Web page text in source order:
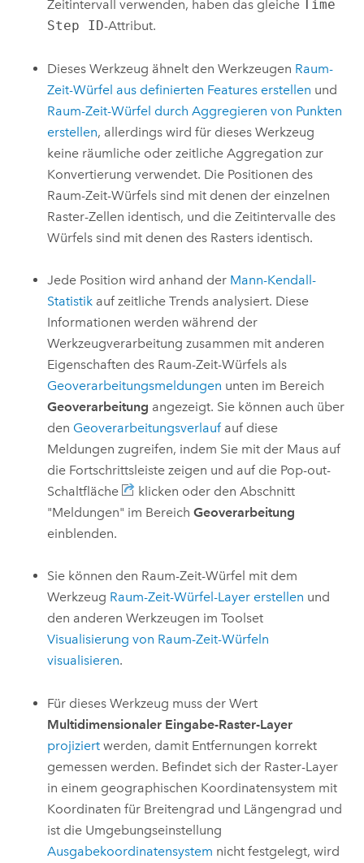
Zeitintervall verwenden, haben das gleiche
Time
Step ID-Attribut.
Dieses Werkzeug ähnelt den Werkzeugen Raum-
Zeit-Würfel aus definierten Features erstellen und
Raum-Zeit-Würfel durch Aggregieren von Punkten
erstellen, allerdings wird für dieses Werkzeug
keine räumliche oder zeitliche Aggregation zur
Konvertierung verwendet. Die Positionen des
Raum-Zeit-Würfels sind mit denen der einzelnen
Raster-Zellen identisch, und die Zeitintervalle des
Würfels sind mit denen des Rasters identisch.
Jede Position wird anhand der Mann-Kendall-
Statistik auf zeitliche Trends analysiert. Diese
Informationen werden während der
Werkzeugverarbeitung zusammen mit anderen
Eigenschaften des Raum-Zeit-Würfels als
Geoverarbeitungsmeldungen unten im Bereich
Geoverarbeitung angezeigt. Sie können auch über
den Geoverarbeitungsverlaufauf diese
Meldungen zugreifen, indem Sie mit der Maus auf
die Fortschrittsleiste zeigen und auf die Pop-out-
Schaltfläche
klicken oder den Abschnitt
"Meldungen" im BereichGeoverarbeitung
einblenden.
Sie können den Raum-Zeit-Würfel mit dem
Werkzeug Raum-Zeit-Würfel-Layer erstellen und
den anderen Werkzeugen im Toolset
Visualisierung von Raum-Zeit-Würfeln
visualisieren.
Für dieses Werkzeug muss der Wert
Multidimensionaler Eingabe-Raster-Layer
projiziert werden, damit Entfernungen korrekt
gemessen werden. Befindet sich der Raster-Layer
in einem geographischen Koordinatensystem mit
Koordinaten für Breitengrad und Längengrad und
ist die Umgebungseinstellung
Ausgabekoordinatensystem nicht festgelegt, wird